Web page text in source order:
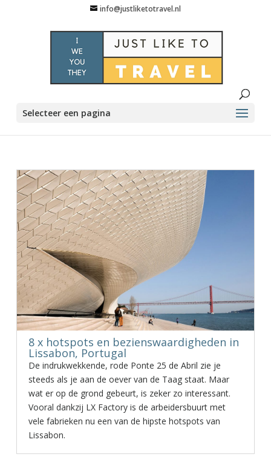
info@justliketotravel.nl
Selecteer een pagina
8 x hotspots en bezienswaardigheden in
Lissabon, Portugal
De indrukwekkende, rode Ponte 25 de Abril zie je
steeds als je aan de oever van de Taag staat. Maar
wat er op de grond gebeurt, is zeker zo interessant.
Vooral dankzij LX Factory is de arbeidersbuurt met
vele fabrieken nu een van de hipste hotspots van
Lissabon.